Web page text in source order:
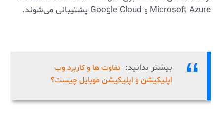
Microsoft Azure و Google Cloud پشتیبانی می‌شوند.
بیشتر بدانید: تفاوت ها و کاربرد وب
اپلیکیشن و اپلیکیشن موبایل چیست؟